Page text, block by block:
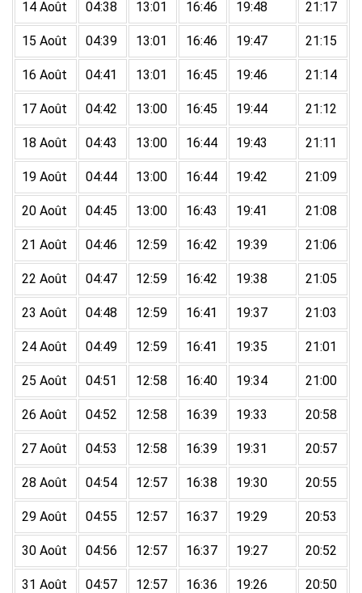
14 Août 04:38 13:01 16:46 19:48 21:17
15 Août 04:39 13:01 16:46 19:47 21:15
16 Août 04:41 13:01 16:45 19:46 21:14
17 Août 04:42 13:00 16:45 19:44 21:12
18 Août 04:43 13:00 16:44 19:43 21:11
19 Août 04:44 13:00 16:44 19:42 21:09
20 Août 04:45 13:00 16:43 19:41 21:08
21 Août 04:46 12:59 16:42 19:39 21:06
22 Août 04:47 12:59 16:42 19:38 21:05
23 Août 04:48 12:59 16:41 19:37 21:03
24 Août 04:49 12:59 16:41 19:35 21:01
25 Août 04:51 12:58 16:40 19:34 21:00
26 Août 04:52 12:58 16:39 19:33 20:58
27 Août 04:53 12:58 16:39 19:31 20:57
28 Août 04:54 12:57 16:38 19:30 20:55
29 Août 04:55 12:57 16:37 19:29 20:53
30 Août 04:56 12:57 16:37 19:27 20:52
31 Août 04:57 12:57 16:36 19:26 20:50